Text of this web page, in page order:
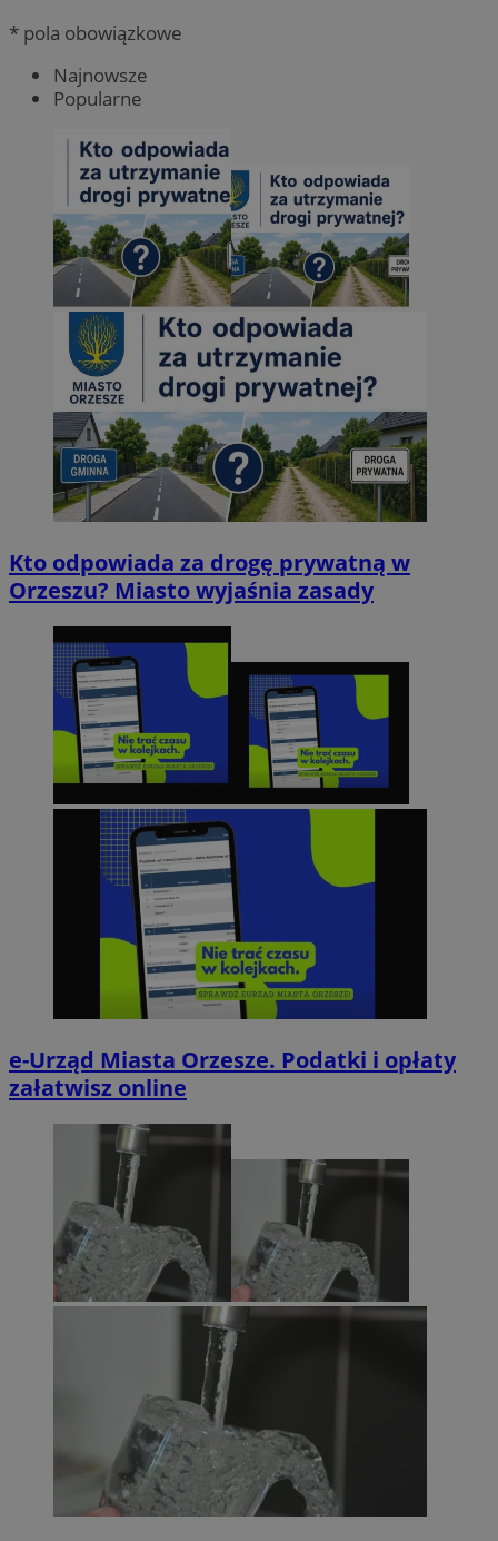
* pola obowiązkowe
Najnowsze
Popularne
Kto odpowiada za drogę prywatną w
Orzeszu? Miasto wyjaśnia zasady
e-Urząd Miasta Orzesze. Podatki i opłaty
załatwisz online